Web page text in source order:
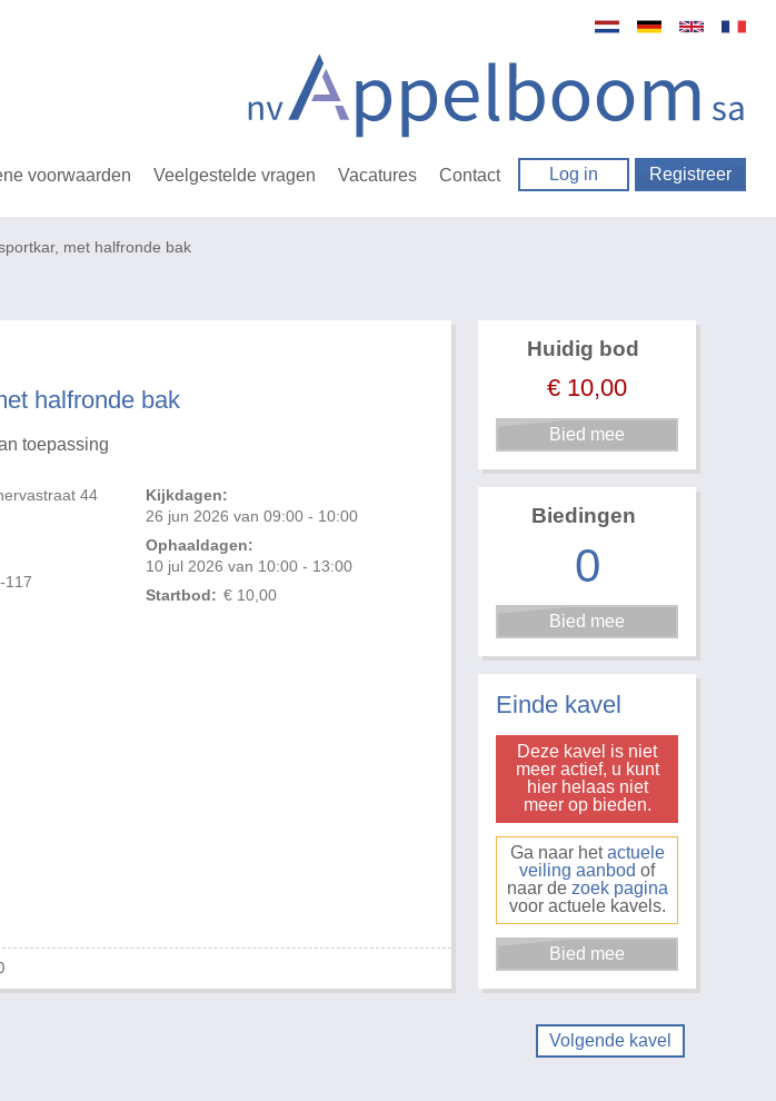
voorwaarden Veelgestelde vragen Vacatures Contact Log in Registreer
met halfronde bak
halfronde bak
toepassing
44
117
Kijkdagen:
26 jun 2026 van 09:00 - 10:00
Ophaaldagen:
10 jul 2026 van 10:00 - 13:00
Startbod: € 10,00
Huidig bod
€ 10,00
Biedingen
0
Einde kavel
Deze kavel is niet
meer actief, u kunt
hier helaas niet
meer op bieden.
Ga naar hetactuele
veiling aanbod of
naar de zoek pagina
voor actuele kavels.
Volgende kavel